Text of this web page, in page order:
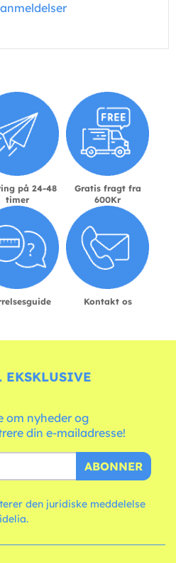
på 24-48
timer
Gratis fragt fra
600Kr
Kontakt os
EKSKLUSIVE
om nyheder og
din e-mailadresse!
ABONNER
den juridiske meddelelse